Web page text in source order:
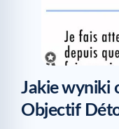
Jakie wyniki
Objectif